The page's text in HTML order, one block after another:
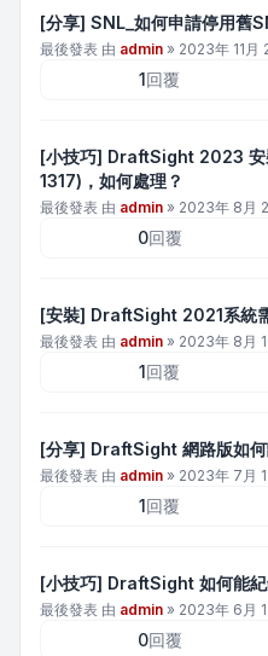
[分享] SNL_如何申請停用舊
最後發表 由 admin » 2023年 11月
1回覆
[小技巧] DraftSight 2023 安
1317)，如何處理？
最後發表 由 admin » 2023年 8月
0回覆
[安裝] DraftSight 2021系統
最後發表 由 admin » 2023年 8月
1回覆
[分享] DraftSight 網路版如何
最後發表 由 admin » 2023年 7月
1回覆
[小技巧] DraftSight 如何能紀
最後發表 由 admin » 2023年 6月
0回覆